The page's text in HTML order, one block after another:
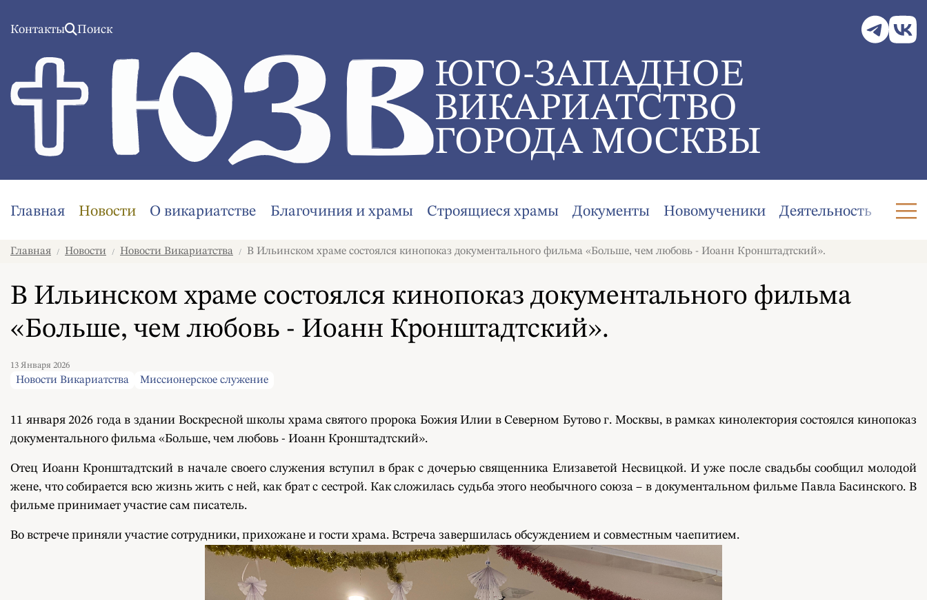
Контакты Поиск
ЮГО-ЗАПАДНОЕ
ВИКАРИАТСТВО
ГОРОДА МОСКВЫ
Главная Новости О викариатстве Благочиния и храмы Строящиеся храмы Документы Новомученики Деятельность
Главная / Новости / Новости Викариатства / В Ильинском храме состоялся кинопоказ документального фильма «Больше, чем любовь - Иоанн Кронштадтский».
В Ильинском храме состоялся кинопоказ документального фильма
«Больше, чем любовь - Иоанн Кронштадтский».
13 Января 2026
Новости Викариатства Миссионерское служение
11 января 2026 года в здании Воскресной школы храма святого пророка Божия Илии в Северном Бутово г. Москвы, в рамках кинолектория состоялся кинопоказ
документального фильма «Больше, чем любовь - Иоанн Кронштадтский».
Отец Иоанн Кронштадтский в начале своего служения вступил в брак с дочерью священника Елизаветой Несвицкой. И уже после свадьбы сообщил молодой
жене, что собирается всю жизнь жить с ней, как брат с сестрой. Как сложилась судьба этого необычного союза – в документальном фильме Павла Басинского. В
фильме принимает участие сам писатель.
Во встрече приняли участие сотрудники, прихожане и гости храма. Встреча завершилась обсуждением и совместным чаепитием.